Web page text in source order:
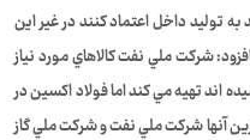
توليد داخل اعتماد کنند در غير اين
شرکت ملي نفت کالاهاي مورد نياز
اند تهيه مي کند اما فولاد اکسين در
آنها شرکت ملي نفت و شرکت ملي گاز